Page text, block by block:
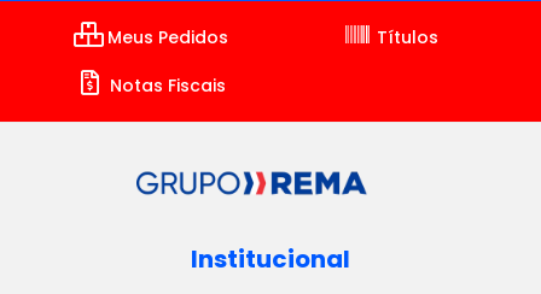
Meus Pedidos
Títulos
Notas Fiscais
Institucional